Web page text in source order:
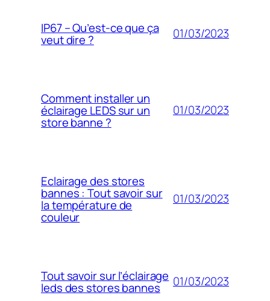
IP67 – Qu’est-ce que ça
veut dire ? 01/03/2023
Comment installer un
éclairage LEDS sur un
store banne ?
01/03/2023
Eclairage des stores
bannes : Tout savoir sur
la température de
couleur
01/03/2023
Tout savoir sur l’éclairage
leds des stores bannes 01/03/2023